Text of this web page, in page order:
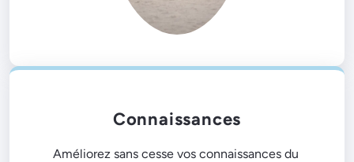
Connaissances
Améliorez sans cesse vos connaissances du